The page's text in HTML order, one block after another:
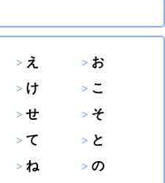
え
お
け
こ
せ
そ
て
と
ね
の